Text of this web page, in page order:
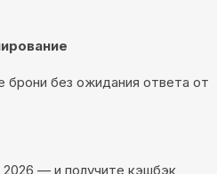
без ожидания ответа от
2026 — и получите кэшбэк